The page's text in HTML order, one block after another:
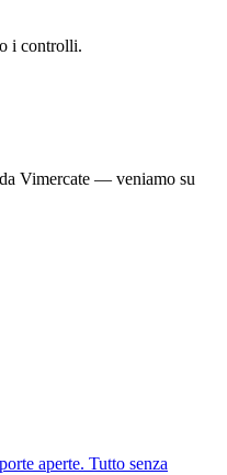
i controlli.
Vimercate — veniamo su
aperte. Tutto senza